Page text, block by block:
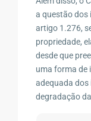
a questão dos
artigo 1.276,
propriedade,
desde que
uma forma de
adequada dos
degradação